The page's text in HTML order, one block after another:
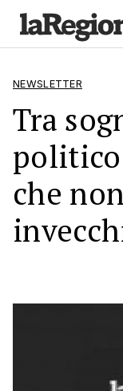
NEWSLETTER
Tra
che